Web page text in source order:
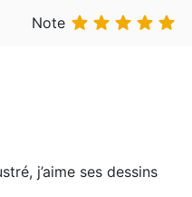
Note     
j’aime ses dessins